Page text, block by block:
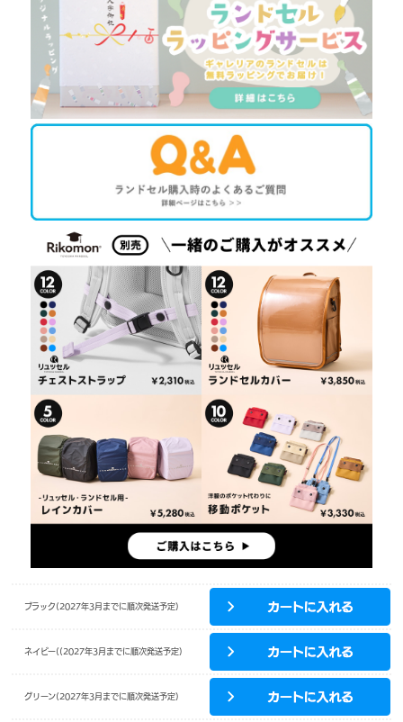
ブラック(2027年3月までに順次発送予定)
ネイビー((2027年3月までに順次発送予定)
グリーン(2027年3月までに順次発送予定)